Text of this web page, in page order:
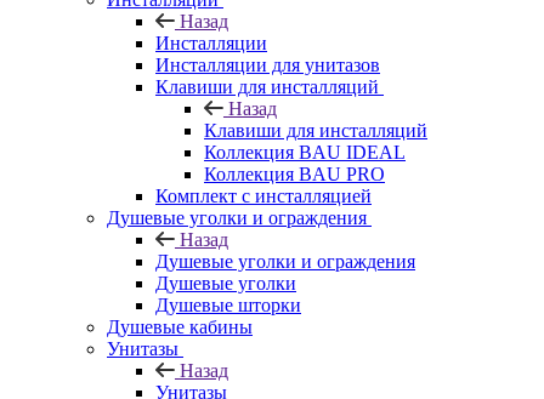
Назад
Инсталляции
Инсталляции для унитазов
Клавиши для инсталляций
Назад
Клавиши для инсталляций
Коллекция BAU IDEAL
Коллекция BAU PRO
Комплект с инсталляцией
Душевые уголки и ограждения
Назад
Душевые уголки и ограждения
Душевые уголки
Душевые шторки
Душевые кабины
Унитазы
Назад
Унитазы